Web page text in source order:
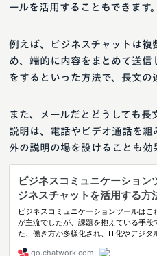
ールを活用することもできます。
例えば、ビジネスチャットは
め、端的に内容をまとめて送
をするといった方法で、長文の
また、メールだとどうしても
説明は、電話やビデオ通話を組
外の説明の場を設けることも効